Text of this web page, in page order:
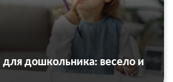
дошкольника: весело и